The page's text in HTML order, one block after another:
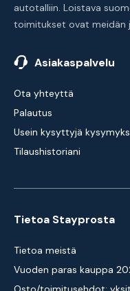
autotalliin. Loistava
toimitukset ovat
Asiakaspalvelu
Ota yhteyttä
Palautus
Usein kysyttyjä
Tilaushistoriani
Tietoa Stayprosta
Tietoa meistä
Vuoden paras kauppa